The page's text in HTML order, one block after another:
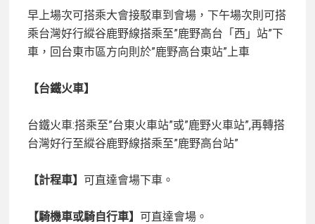
早上場次可搭乘大會接駁車到會場，下午場次則可搭
乘台灣好行縱谷鹿野線搭乘至”鹿野高台「西」站”下
車，回台東市區方向則於”鹿野高台東站”上車
【台鐵火車】
台鐵火車:搭乘至”台東火車站”或”鹿野火車站”,再轉搭
台灣好行至縱谷鹿野線搭乘至”鹿野高台站”
【計程車】 可直達會場下車。
【騎機車或騎自行車】 可直達會場。